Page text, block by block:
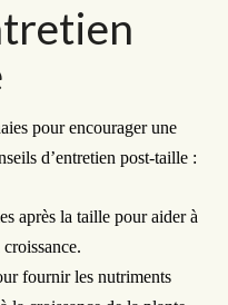
pour encourager une
d’entretien post-taille :
après la taille pour aider à
fournir les nutriments